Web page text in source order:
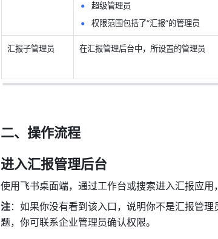
超级管理员
权限范围包括了“汇报”的管理员
汇报子管理员 在汇报管理后台中，所设置的管理员
二、操作流程
进入汇报管理后台
使用飞书桌面端，通过工作台或搜索进入汇报应用
注：如果你没有看到该入口，说明你不是汇报管
题，你可联系企业管理员确认权限。